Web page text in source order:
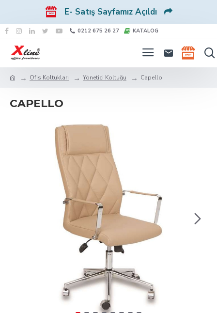
E- Satış Sayfamız Açıldı
0212 675 26 27 KATALOG
Ofis Koltukları Yönetici Koltuğu Capello
CAPELLO